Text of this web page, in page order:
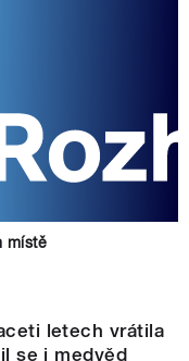
místě
letech vrátila
se i medvěd